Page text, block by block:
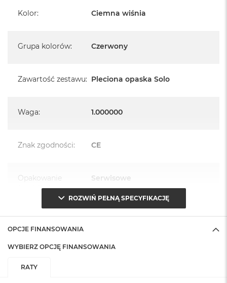
Kolor: Ciemna wiśnia
Grupa kolorów: Czerwony
Zawartość zestawu: Pleciona opaska Solo
Waga: 1.000000
Znak zgodności: CE
Opakowanie
(pudełko):
Serwisowe
ROZWIŃ PEŁNĄ SPECYFIKACJĘ
OPCJE FINANSOWANIA
WYBIERZ OPCJĘ FINANSOWANIA
RATY